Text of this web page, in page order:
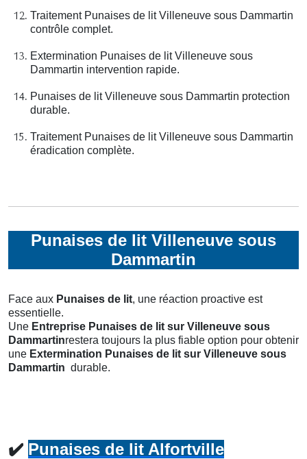
Traitement Punaises de lit Villeneuve sous Dammartin
contrôle complet.
Extermination Punaises de lit Villeneuve sous
Dammartin intervention rapide.
Punaises de lit Villeneuve sous Dammartin protection
durable.
Traitement Punaises de lit Villeneuve sous Dammartin
éradication complète.
Punaises de lit Villeneuve sous
Dammartin
Face aux Punaises de lit, une réaction proactive est
essentielle.
Une Entreprise Punaises de lit sur Villeneuve sous
Dammartinrestera toujours la plus fiable option pour obtenir
une Extermination Punaises de lit sur Villeneuve sous
Dammartin durable.
✔️ Punaises de lit Alfortville